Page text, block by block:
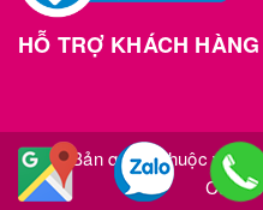
HỖ TRỢ KHÁCH HÀNG
© Bản quyền thuộc về
Cung